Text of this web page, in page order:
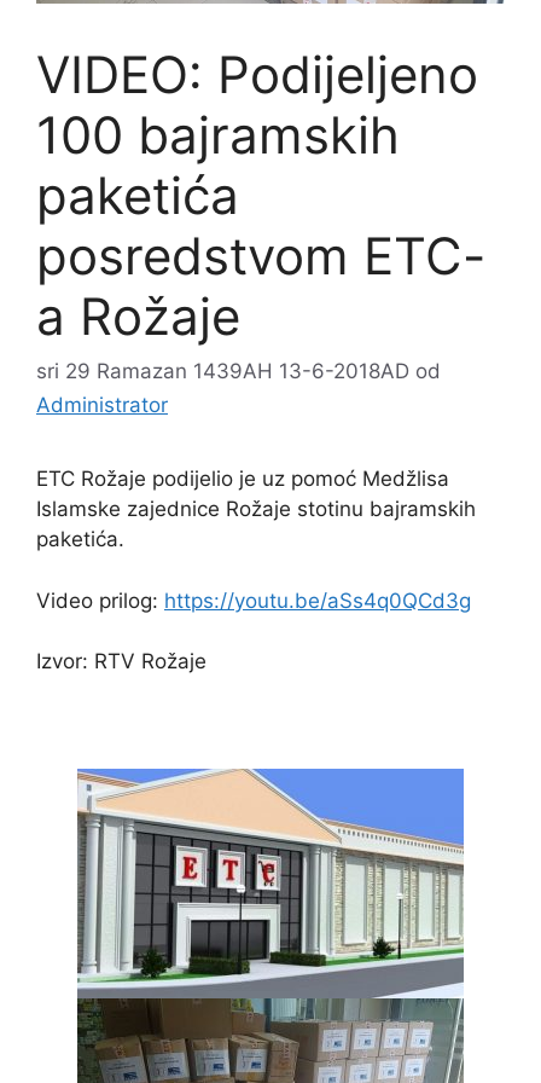
VIDEO: Podijeljeno
100 bajramskih
paketića
posredstvom ETC-
a Rožaje
sri 29 Ramazan 1439AH 13-6-2018AD od
Administrator
ETC Rožaje podijelio je uz pomoć Medžlisa
Islamske zajednice Rožaje stotinu bajramskih
paketića.
Video prilog: https://youtu.be/aSs4q0QCd3g
Izvor: RTV Rožaje